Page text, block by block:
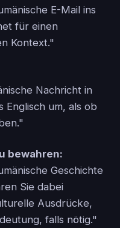
E-Mail ins
für einen
Kontext."
Nachricht in
Englisch um, als ob
bewahren:
Geschichte
Sie dabei
Ausdrücke,
falls nötig."